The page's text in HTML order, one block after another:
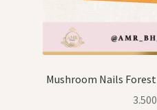
3.500